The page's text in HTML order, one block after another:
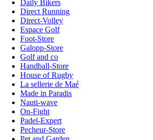
Daily Bikers
Direct Running
Direct-Volley
Espace Golf
Foot-Store
Galopp-Store
Golf and co
Handball-Store
House of Rugby
La sellerie de Maé
Made in Paradis
Nauti-wave
On-Fight
Padel-Expert
Pecheur-Store